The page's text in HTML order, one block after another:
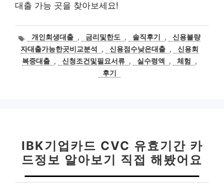
대출 가능 곳을 찾아보세요!
태
그
개인회생대출 , 금리및한도 , 솔직후기 ,
신용불량
자대출가능한곳비교분석
, 신용점수낮은대출 ,
신용회
복중대출 , 신청조건및필요서류 , 실수령액 , 체험
,
후기
IBK기업카드 CVC 유효기간 카
드정보 알아보기 직접 해봤어요